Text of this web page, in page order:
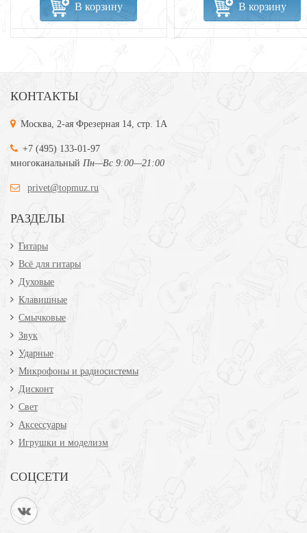
В корзину В корзину
КОНТАКТЫ
Москва, 2-ая Фрезерная 14, стр. 1А
+7 (495) 133-01-97
многоканальный Пн—Вс 9:00—21:00
privet@topmuz.ru
РАЗДЕЛЫ
Гитары
Всё для гитары
Духовые
Клавишные
Смычковые
Звук
Ударные
Микрофоны и радиосистемы
Дисконт
Свет
Аксессуары
Игрушки и моделизм
СОЦСЕТИ